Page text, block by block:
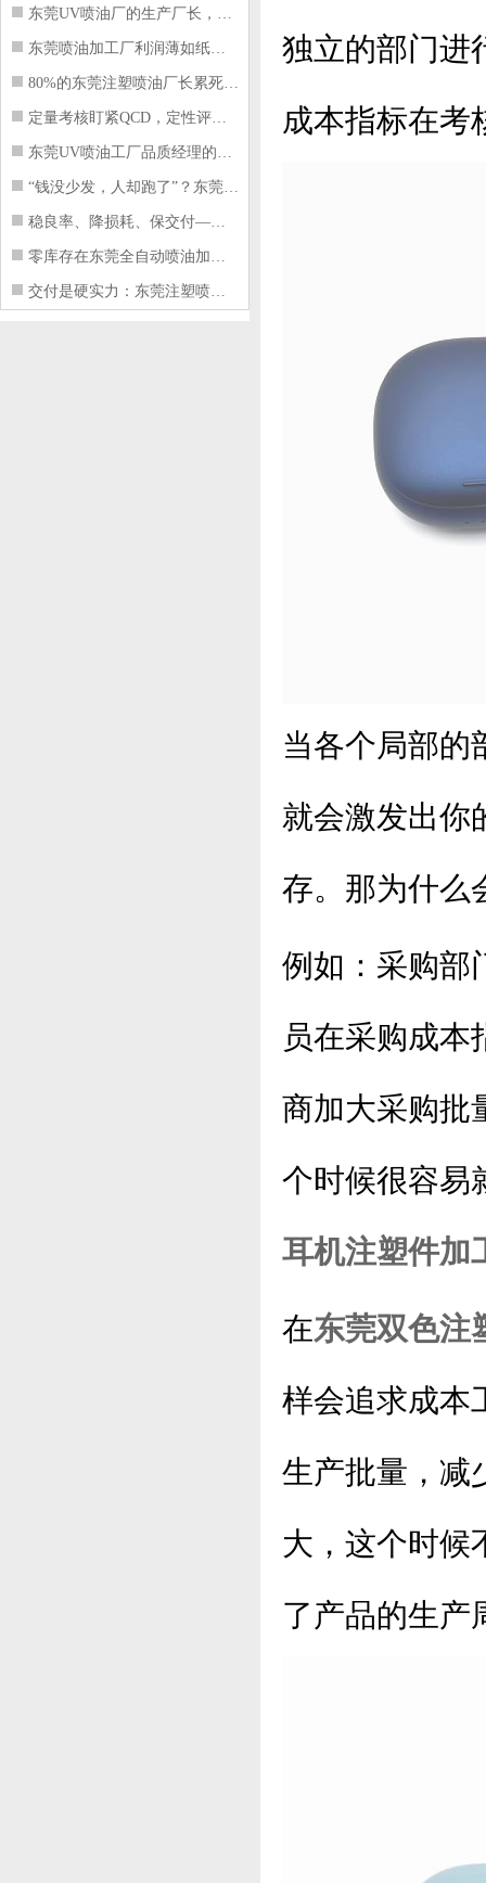
东莞UV喷油厂的生产厂长，到底在给工
东莞喷油加工厂利润薄如纸？这四项基本
80%的东莞注塑喷油厂长累死累活，利
定量考核盯紧QCD，定性评价看好配合
东莞UV喷油工厂品质经理的四项核心管
“钱没少发，人却跑了”？东莞注塑喷油
稳良率、降损耗、保交付——东莞这家U
零库存在东莞全自动喷油加工厂不可行的
交付是硬实力：东莞注塑喷油厂如何用齐
独立的部门进
成本指标在考
当各个局部的
就会激发出你
存。那为什么
例如：采购部
员在采购成本
商加大采购批
个时候很容易
耳机注塑件加
在东莞双色注
样会追求成本
生产批量，减
大，这个时候
了产品的生产